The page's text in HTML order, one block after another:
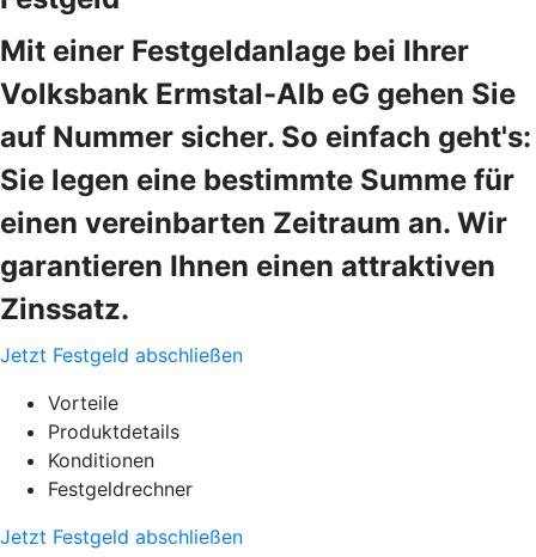
Mit einer Festgeldanlage bei Ihrer
Volksbank Ermstal-Alb eG gehen Sie
auf Nummer sicher. So einfach geht's:
Sie legen eine bestimmte Summe für
einen vereinbarten Zeitraum an. Wir
garantieren Ihnen einen attraktiven
Zinssatz.
Jetzt Festgeld abschließen
Vorteile
Produktdetails
Konditionen
Festgeldrechner
Jetzt Festgeld abschließen